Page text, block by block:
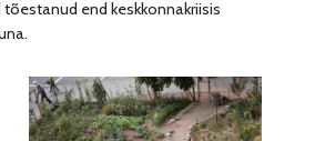
end keskkonnakriisis